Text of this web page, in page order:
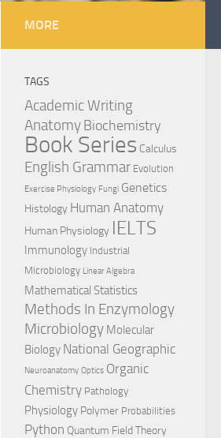
MORE
TAGS
Academic Writing
AnatomyBiochemistry
Book Series Calculus
English Grammar Evolution
Exercise Physiology Fungi Genetics
Histology Human Anatomy
Human Physiology IELTS
Immunology Industrial
Microbiology Linear Algebra
Mathematical Statistics
Methods In Enzymology
Microbiology Molecular
Biology National Geographic
Neuroanatomy Optics Organic
Chemistry Pathology
Physiology Polymer Probabilities
Python Quantum Field Theory